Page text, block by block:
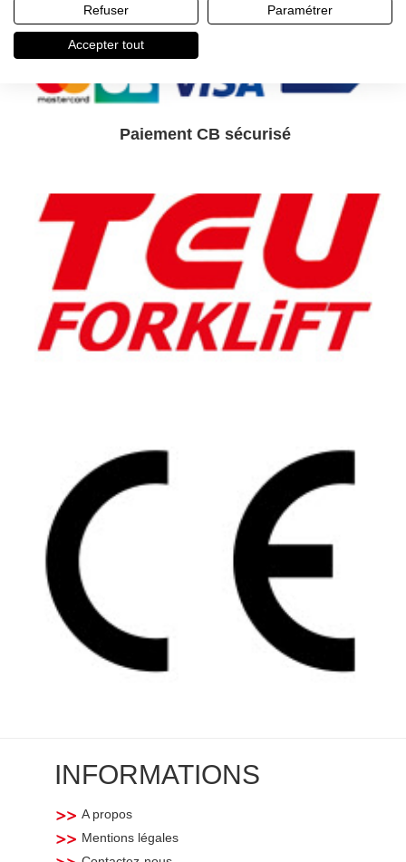
Paiement CB sécurisé
INFORMATIONS
A propos
Mentions légales
Refuser Paramétrer
Accepter tout